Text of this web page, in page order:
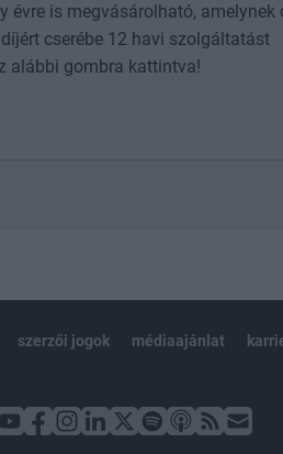
évre is megvásárolható, amelynek
cserébe 12 havi szolgáltatást
alábbi gombra kattintva!
szerzői jogok médiaajánlat